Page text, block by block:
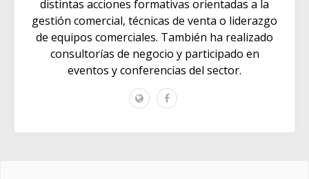
distintas acciones formativas orientadas a la
gestión comercial, técnicas de venta o liderazgo
de equipos comerciales. También ha realizado
consultorías de negocio y participado en
eventos y conferencias del sector.